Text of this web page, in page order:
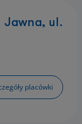
Jawna, ul.
placówki